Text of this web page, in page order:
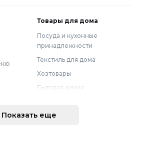
Товары для дома
Посуда и кухонные
принадлежности
Текстиль для дома
Хозтовары
Бытовая химия
Мебель
Показать еще